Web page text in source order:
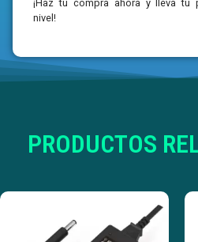
¡Haz tu compra ahora y lleva tu
nivel!
PRODUCTOS